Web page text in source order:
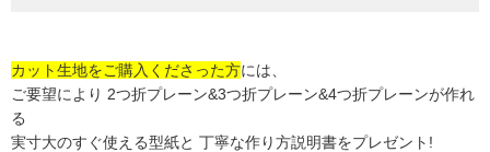
カット生地をご購入くださった方には、
ご要望により 2つ折プレーン&3つ折プレーン&4つ折プレーンが作れ
る
実寸大のすぐ使える型紙と 丁寧な作り方説明書をプレゼント!